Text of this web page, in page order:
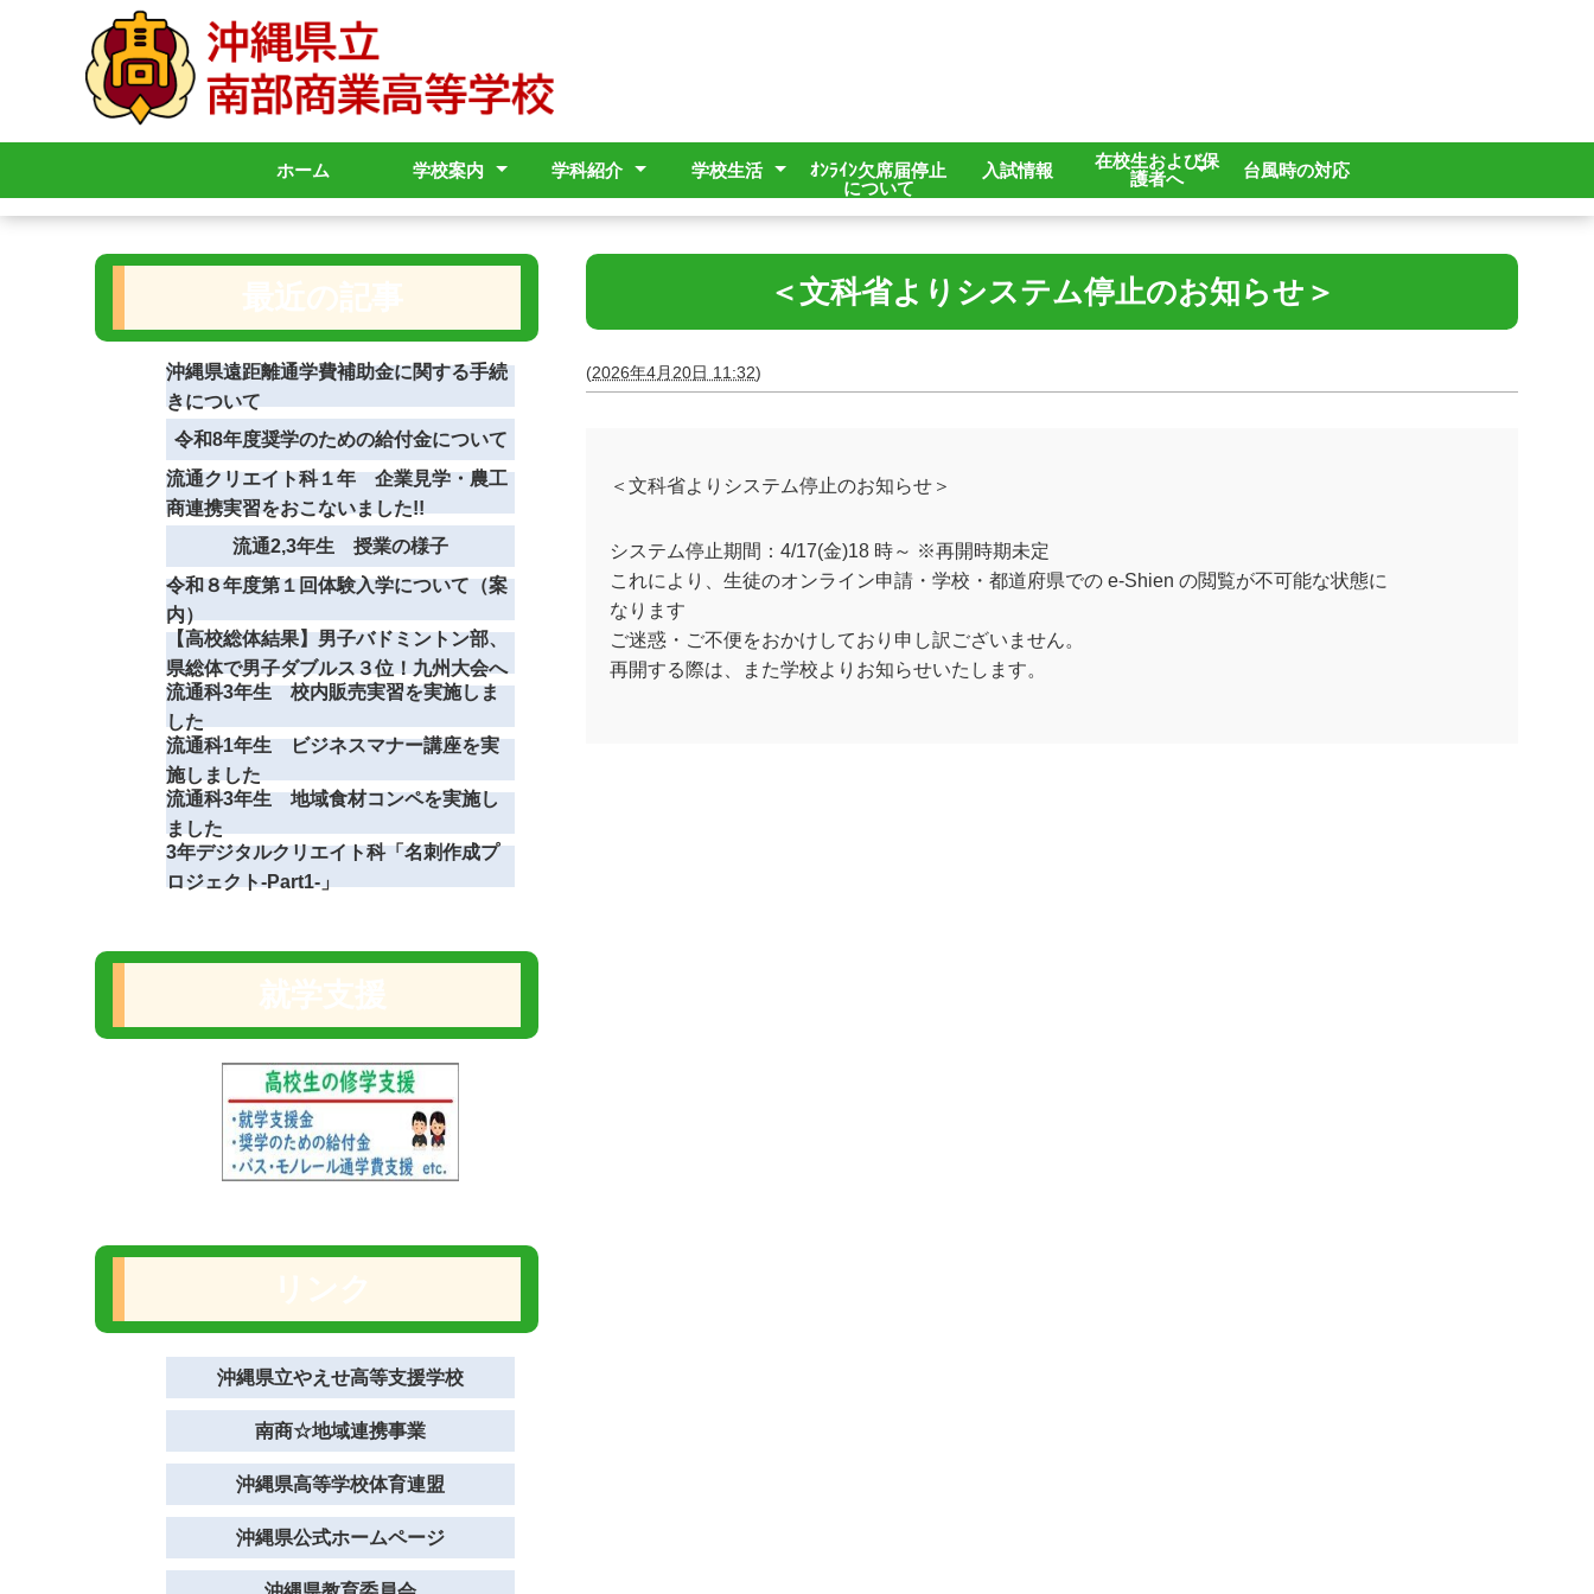
ホーム 学校案内
校長挨拶
学校沿革
校章・校歌
学校内規
学校要覧
グランドデザイン
学校いじめ防止対策
学校いじめ防止対策
学校評価
学校感染症
学校パンフレット
シラバス
アクセス
各種申請
学校評議員運営状況
学科紹介
流通ｸﾘｴｲﾄ科
オフィスｸﾘｴｲﾄ科
デジタルｸﾘｴｲﾄ科
観光ｸﾘｴｲﾄ科
学校生活
行事予定
学校行事
部活動・同好会
進路状況（過年度）
取得可能な資格試験
県外・海外研修
生徒指導に関するき
ｵﾝﾗｲﾝ欠席届停止
について
入試情報
在校生および保
護者へ
各種申請
学校感染症
台風時の対応
＜文科省よりシステム停止のお知らせ＞
(2026年4月20日 11:32)
＜文科省よりシステム停止のお知らせ＞
システム停止期間：4/17(金)18 時～ ※再開時期未定
これにより、生徒のオンライン申請・学校・都道府県での e-Shien の閲覧が不可能な状態に
なります
ご迷惑・ご不便をおかけしており申し訳ございません。
再開する際は、また学校よりお知らせいたします。
沖縄県遠距離通学費補助金に関する手続
きについて
令和8年度奨学のための給付金について
流通クリエイト科１年 企業見学・農工
商連携実習をおこないました!!
流通2,3年生 授業の様子
令和８年度第１回体験入学について（案
内）
【高校総体結果】男子バドミントン部、
県総体で男子ダブルス３位！九州大会へ
流通科3年生 校内販売実習を実施しま
した
流通科1年生 ビジネスマナー講座を実
施しました
流通科3年生 地域食材コンペを実施し
ました
3年デジタルクリエイト科「名刺作成プ
ロジェクト-Part1‐」
沖縄県立やえせ高等支援学校
南商☆地域連携事業
沖縄県高等学校体育連盟
沖縄県公式ホームページ